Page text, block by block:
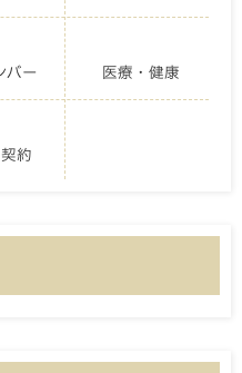
バー 医療・健康
約